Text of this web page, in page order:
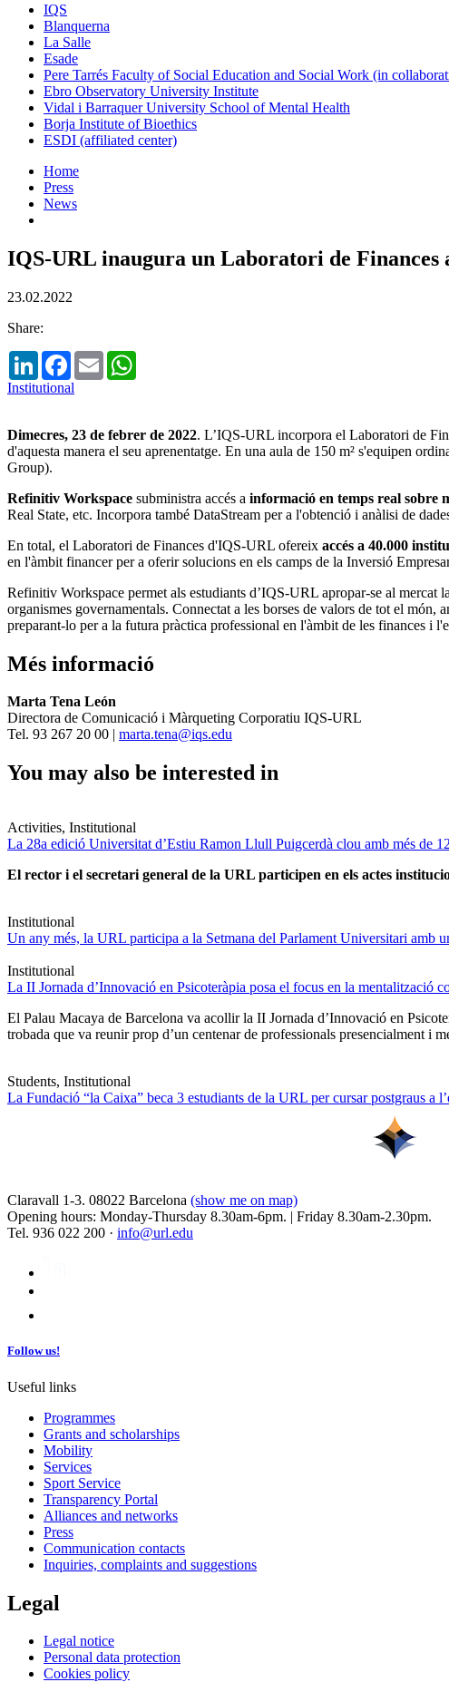
IQS
Blanquerna
La Salle
Esade
Pere Tarrés Faculty of Social Education and Social Work (in
Ebro Observatory University Institute
Vidal i Barraquer University School of Mental Health
Borja Institute of Bioethics
ESDI (affiliated center)
Home
Press
News
IQS-URL inaugura un Laboratori de Finances
23.02.2022
Share:
LinkedInFacebook
Email
Institutional
Dimecres, 23 de febrer de 2022. L’IQS-URL incorpora el Laboratori de
d'aquesta manera el seu aprenentatge. En una aula de 150 m² s'equipen
Group).
Refinitiv Workspace subministra accés a informació en temps real sobre
Real State, etc. Incorpora també DataStream per a l'obtenció i anàlisi de
En total, el Laboratori de Finances d'IQS-URL ofereix accés a 40.000
en l'àmbit financer per a oferir solucions en els camps de la Inversió
Refinitiv Workspace permet als estudiants d’IQS-URL apropar-se al mercat
organismes governamentals. Connectat a les borses de valors de tot el
preparant-lo per a la futura pràctica professional en l'àmbit de les finances i
Més informació
Marta Tena León
Directora de Comunicació i Màrqueting Corporatiu IQS-URL
Tel. 93 267 20 00 | marta.tena@iqs.edu
You may also be interested in
Activities, Institutional
La 28a edició Universitat d’Estiu Ramon Llull Puigcerdà clou amb més de
El rector i el secretari general de la URL participen en els actes
Institutional
Un any més, la URL participa a la Setmana del Parlament Universitari amb
Institutional
La II Jornada d’Innovació en Psicoteràpia posa el focus en la mentalització
El Palau Macaya de Barcelona va acollir la II Jornada d’Innovació en
trobada que va reunir prop d’un centenar de professionals presencialment i
Students, Institutional
La Fundació “la Caixa” beca 3 estudiants de la URL per cursar postgraus a
Claravall 1-3. 08022 Barcelona (show me on map)
Opening hours: Monday-Thursday 8.30am-6pm. | Friday 8.30am-2.30pm.
Tel. 936 022 200 · info@url.edu
Follow us!
Useful links
Programmes
Grants and scholarships
Mobility
Services
Sport Service
Transparency Portal
Alliances and networks
Press
Communication contacts
Inquiries, complaints and suggestions
Legal
Legal notice
Personal data protection
Cookies policy